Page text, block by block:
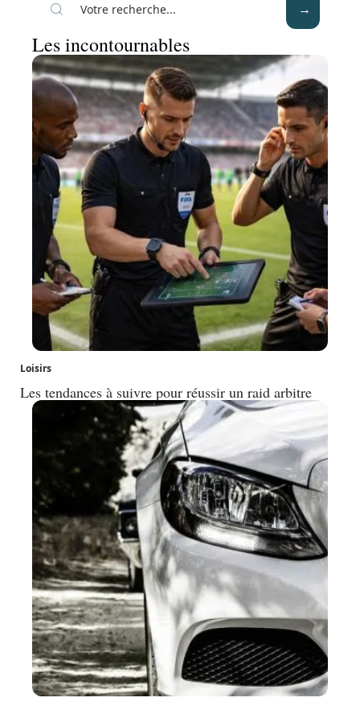
Les incontournables
Loisirs
Les tendances à suivre pour réussir un raid arbitre